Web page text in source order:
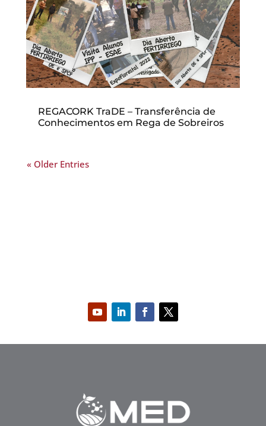
REGACORK TraDE – Transferência de
Conhecimentos em Rega de Sobreiros
« Older Entries